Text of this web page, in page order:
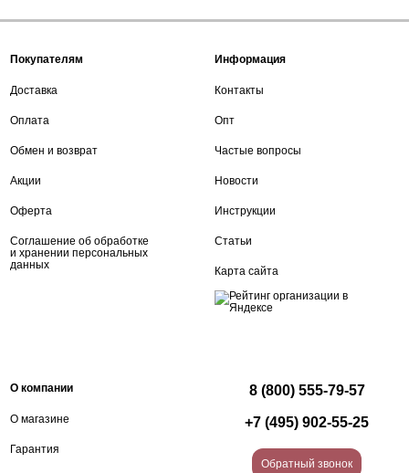
Покупателям
Доставка
Оплата
Обмен и возврат
Акции
Оферта
Соглашение об обработке
и хранении персональных
данных
Информация
Контакты
Опт
Частые вопросы
Новости
Инструкции
Статьи
Карта сайта
О компании
О магазине
Гарантия
8 (800) 555-79-57
+7 (495) 902-55-25
Обратный звонок